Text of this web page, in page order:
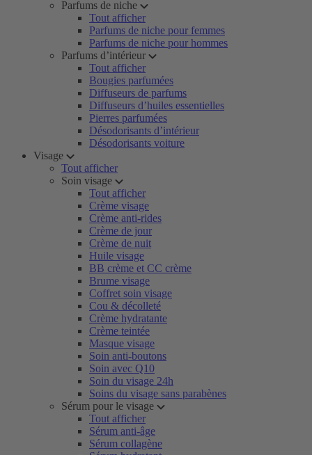
Parfums de niche
Tout afficher
Parfums de niche pour femmes
Parfums de niche pour hommes
Parfums d’intérieur
Tout afficher
Bougies parfumées
Diffuseurs de parfums
Diffuseurs d’huiles essentielles
Pierres parfumées
Désodorisants d’intérieur
Désodorisants voiture
Visage
Tout afficher
Soin visage
Tout afficher
Crème visage
Crème anti-rides
Crème de jour
Crème de nuit
Huile visage
BB crème et CC crème
Brume visage
Coffret soin visage
Cou & décolleté
Crème hydratante
Crème teintée
Masque visage
Soin anti-boutons
Soin avec Q10
Soin du visage 24h
Soins du visage sans parabènes
Sérum pour le visage
Tout afficher
Sérum anti-âge
Sérum collagène